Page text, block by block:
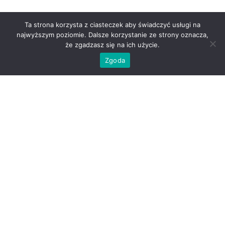
Ta strona korzysta z ciasteczek aby świadczyć usługi na
najwyższym poziomie. Dalsze korzystanie ze strony oznacza,
że zgadzasz się na ich użycie.
Zgoda